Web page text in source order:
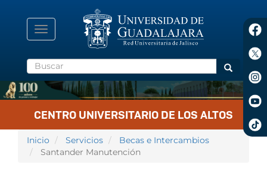
contenido
principal
Toggle
navigation
Buscar Buscar
CENTRO UNIVERSITARIO DE LOS ALTOS
Inicio Servicios
Becas e Intercambios
Santander Manutención